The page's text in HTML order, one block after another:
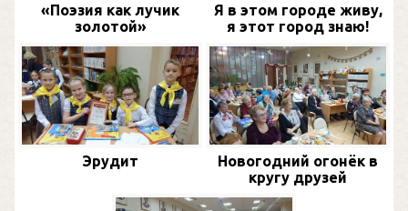
«Поэзия как лучик
золотой»
Я в этом городе живу,
я этот город знаю!
Эрудит
Новогодний огонёк в
кругу друзей